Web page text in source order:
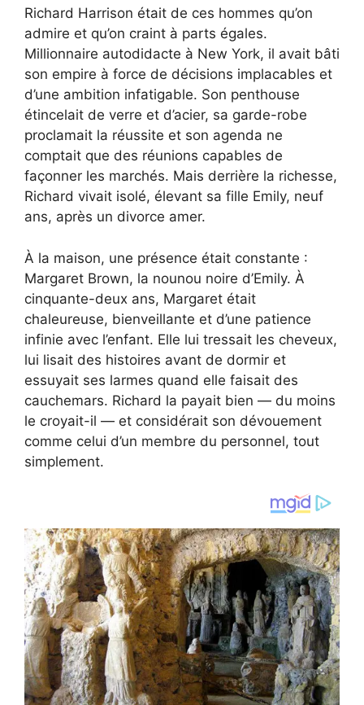
Richard Harrison était de ces hommes qu’on
admire et qu’on craint à parts égales.
Millionnaire autodidacte à New York, il avait bâti
son empire à force de décisions implacables et
d’une ambition infatigable. Son penthouse
étincelait de verre et d’acier, sa garde-robe
proclamait la réussite et son agenda ne
comptait que des réunions capables de
façonner les marchés. Mais derrière la richesse,
Richard vivait isolé, élevant sa fille Emily, neuf
ans, après un divorce amer.
À la maison, une présence était constante :
Margaret Brown, la nounou noire d’Emily. À
cinquante-deux ans, Margaret était
chaleureuse, bienveillante et d’une patience
infinie avec l’enfant. Elle lui tressait les cheveux,
lui lisait des histoires avant de dormir et
essuyait ses larmes quand elle faisait des
cauchemars. Richard la payait bien — du moins
le croyait-il — et considérait son dévouement
comme celui d’un membre du personnel, tout
simplement.